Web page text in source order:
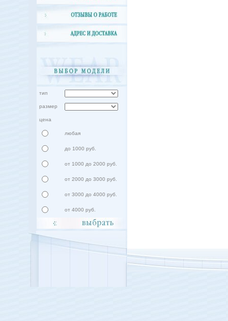
тип
размер
цена
любая
до 1000 руб.
от 1000 до 2000 руб.
от 2000 до 3000 руб.
от 3000 до 4000 руб.
от 4000 руб.